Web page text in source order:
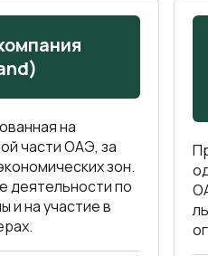
на
части ОАЭ, за
зон.
деятельности по
и на участие в